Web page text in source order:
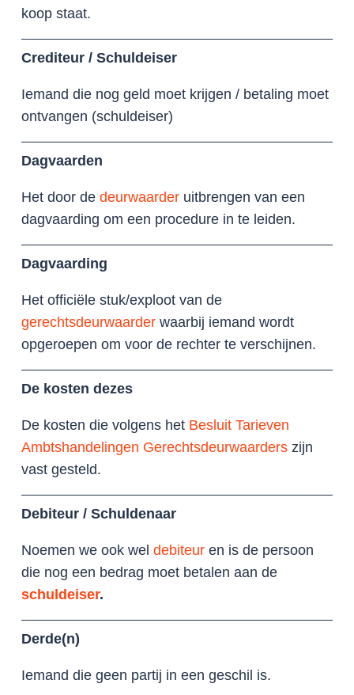
koop staat.
Crediteur / Schuldeiser
Iemand die nog geld moet krijgen / betaling moet
ontvangen (schuldeiser)
Dagvaarden
Het door de deurwaarder uitbrengen van een
dagvaarding om een procedure in te leiden.
Dagvaarding
Het officiële stuk/exploot van de
gerechtsdeurwaarder waarbij iemand wordt
opgeroepen om voor de rechter te verschijnen.
De kosten dezes
De kosten die volgens het Besluit Tarieven
Ambtshandelingen Gerechtsdeurwaarders zijn
vast gesteld.
Debiteur / Schuldenaar
Noemen we ook wel debiteur en is de persoon
die nog een bedrag moet betalen aan de
schuldeiser.
Derde(n)
Iemand die geen partij in een geschil is.